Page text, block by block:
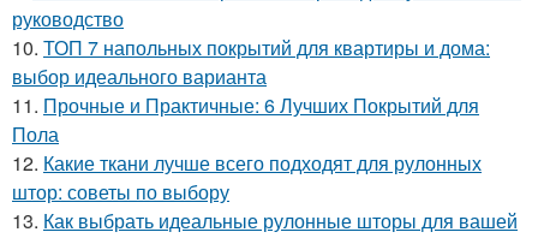
руководство
10. ТОП 7 напольных покрытий для квартиры и дома:
выбор идеального варианта
11. Прочные и Практичные: 6 Лучших Покрытий для
Пола
12. Какие ткани лучше всего подходят для рулонных
штор: советы по выбору
13. Как выбрать идеальные рулонные шторы для вашей